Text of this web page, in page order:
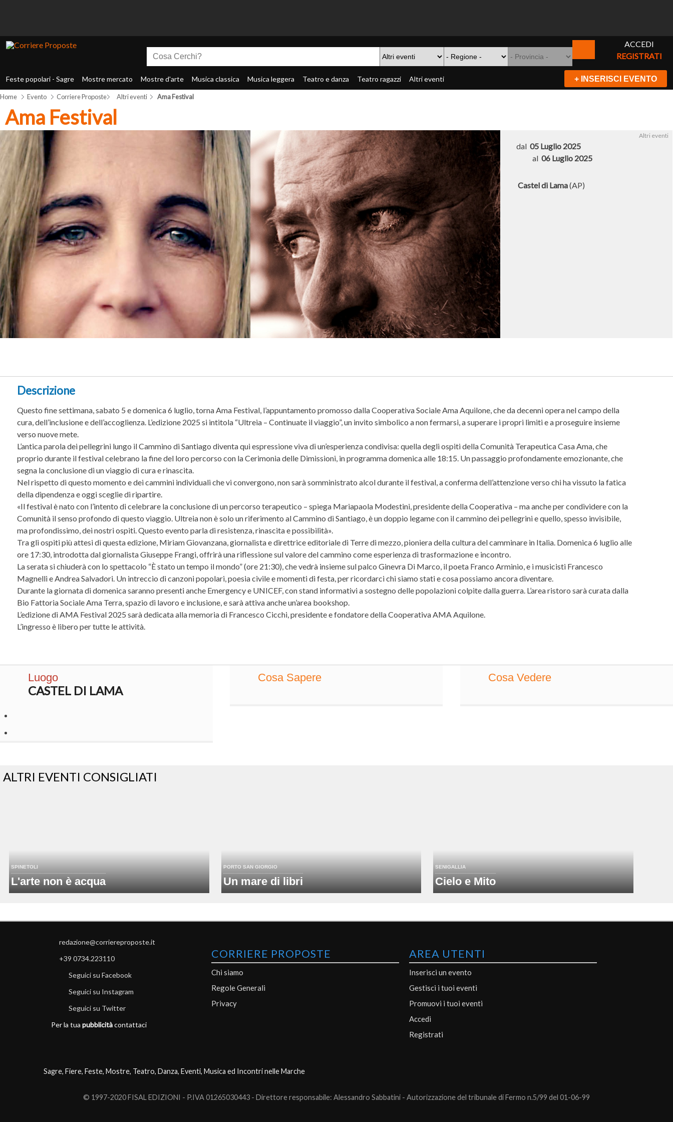
ACCEDI
REGISTRATI
Feste popolari - Sagre Mostre mercato Mostre d'arte Musica classica Musica leggera Teatro e danza Teatro ragazzi Altri eventi + INSERISCI EVENTO
Home Evento Corriere Proposte Altri eventi Ama Festival
Ama Festival
Altri eventi
dal 05 Luglio 2025
al 06 Luglio 2025
Castel di Lama(AP)
Descrizione
Questo fine settimana, sabato 5 e domenica 6 luglio, torna Ama Festival, l’appuntamento promosso dalla Cooperativa Sociale Ama Aquilone, che da decenni opera nel campo della
cura, dell’inclusione e dell’accoglienza. L’edizione 2025 si intitola “Ultreia – Continuate il viaggio”, un invito simbolico a non fermarsi, a superare i propri limiti e a proseguire insieme
verso nuove mete.
L’antica parola dei pellegrini lungo il Cammino di Santiago diventa qui espressione viva di un’esperienza condivisa: quella degli ospiti della Comunità Terapeutica Casa Ama, che
proprio durante il festival celebrano la fine del loro percorso con la Cerimonia delle Dimissioni, in programma domenica alle 18:15. Un passaggio profondamente emozionante, che
segna la conclusione di un viaggio di cura e rinascita.
Nel rispetto di questo momento e dei cammini individuali che vi convergono, non sarà somministrato alcol durante il festival, a conferma dell’attenzione verso chi ha vissuto la fatica
della dipendenza e oggi sceglie di ripartire.
«Il festival è nato con l’intento di celebrare la conclusione di un percorso terapeutico – spiega Mariapaola Modestini, presidente della Cooperativa – ma anche per condividere con la
Comunità il senso profondo di questo viaggio. Ultreia non è solo un riferimento al Cammino di Santiago, è un doppio legame con il cammino dei pellegrini e quello, spesso invisibile,
ma profondissimo, dei nostri ospiti. Questo evento parla di resistenza, rinascita e possibilità».
Tra gli ospiti più attesi di questa edizione, Miriam Giovanzana, giornalista e direttrice editoriale di Terre di mezzo, pioniera della cultura del camminare in Italia. Domenica 6 luglio alle
ore 17:30, introdotta dal giornalista Giuseppe Frangi, offrirà una riflessione sul valore del cammino come esperienza di trasformazione e incontro.
La serata si chiuderà con lo spettacolo “È stato un tempo il mondo” (ore 21:30), che vedrà insieme sul palco Ginevra Di Marco, il poeta Franco Arminio, e i musicisti Francesco
Magnelli e Andrea Salvadori. Un intreccio di canzoni popolari, poesia civile e momenti di festa, per ricordarci chi siamo stati e cosa possiamo ancora diventare.
Durante la giornata di domenica saranno presenti anche Emergency e UNICEF, con stand informativi a sostegno delle popolazioni colpite dalla guerra. L’area ristoro sarà curata dalla
Bio Fattoria Sociale Ama Terra, spazio di lavoro e inclusione, e sarà attiva anche un’area bookshop.
L’edizione di AMA Festival 2025 sarà dedicata alla memoria di Francesco Cicchi, presidente e fondatore della Cooperativa AMA Aquilone.
L’ingresso è libero per tutte le attività.
Luogo
CASTEL DI LAMA
Cosa Sapere Cosa Vedere
ALTRI EVENTI CONSIGLIATI
SPINETOLI
L'arte non è acqua
PORTO SAN GIORGIO
Un mare di libri
SENIGALLIA
Cielo e Mito
redazione@corriereproposte.it
+39 0734.223110
Seguici su Facebook
Seguici su Instagram
Seguici su Twitter
Per la tua pubblicitàcontattaci
CORRIERE PROPOSTE
Chi siamo
Regole Generali
Privacy
AREA UTENTI
Inserisci un evento
Gestisci i tuoi eventi
Promuovi i tuoi eventi
Accedi
Registrati
Sagre, Fiere, Feste, Mostre, Teatro, Danza, Eventi, Musica ed Incontri nelle Marche
© 1997-2020 FISAL EDIZIONI - P.IVA 01265030443 - Direttore responsabile: Alessandro Sabbatini - Autorizzazione del tribunale di Fermo n.5/99 del 01-06-99